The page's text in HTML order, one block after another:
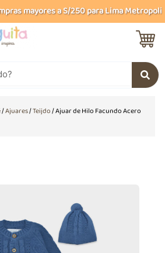
mayores a S/250 para Lima
/Ajuares/Teijdo/ Ajuar de Hilo Facundo Acero